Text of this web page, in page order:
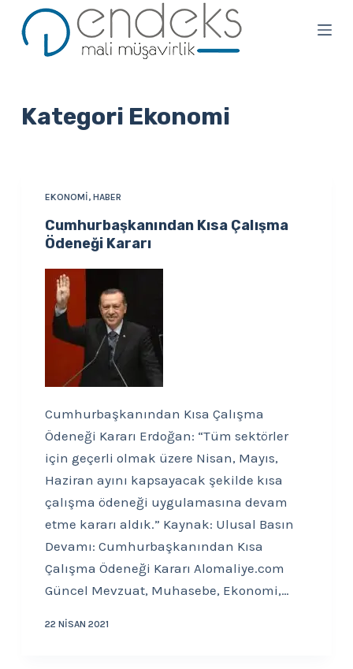
k
Kategori Ekonomi
EKONOMI, HABER
Cumhurbaşkanından Kısa Çalışma
Ödeneği Kararı
Cumhurbaşkanından Kısa Çalışma
Ödeneği Kararı Erdoğan: “Tüm sektörler
için geçerli olmak üzere Nisan, Mayıs,
Haziran ayını kapsayacak şekilde kısa
çalışma ödeneği uygulamasına devam
etme kararı aldık.” Kaynak: Ulusal Basın
Devamı: Cumhurbaşkanından Kısa
Çalışma Ödeneği Kararı Alomaliye.com
Güncel Mevzuat, Muhasebe, Ekonomi,…
22 NISAN 2021